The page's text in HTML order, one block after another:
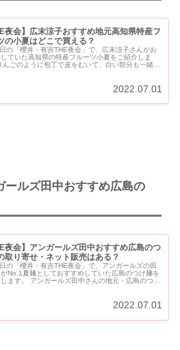
夜会】広末涼子おすすめ地元高知県特産フ
の小夏はどこで買える？
の「櫻井・有吉THE夜会」で、広末涼子さんがお
ていた高知県の特産フルーツ小夏をご紹介しま
2022.07.01
ールズ田中おすすめ広島の
夜会】アンガールズ田中おすすめ広島のつ
取り寄せ・ネット販売はある？
の「櫻井・有吉THE夜会」で、アンガールズの田
No.1夏麺としておすすめしていた広島のつけ麺を
ズ田中さんの地元・広島のつけ
2022.07.01